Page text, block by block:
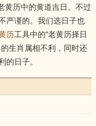
历中的黄道吉日。不过
严谨的。我们选日子也
历工具中的“老黄历择日
生肖属相不利，同时还
的日子。